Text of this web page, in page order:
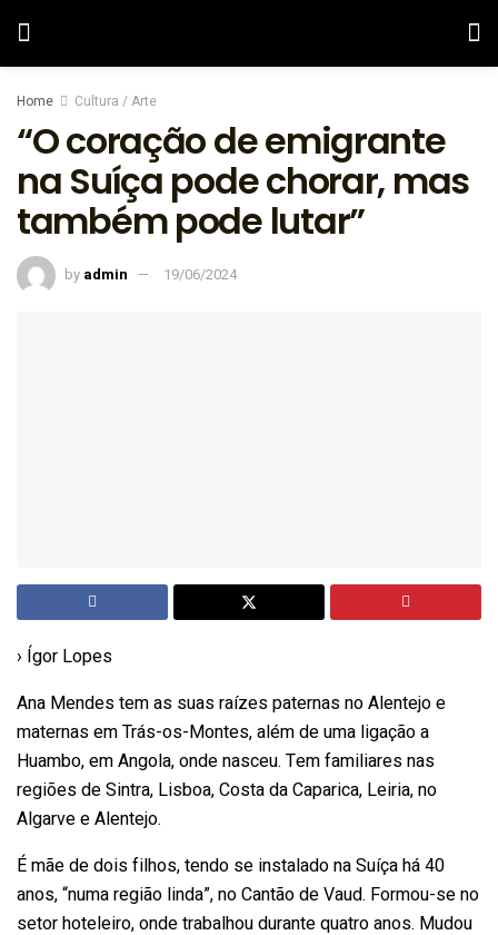
Home Cultura / Arte
“O coração de emigrante
na Suíça pode chorar, mas
também pode lutar”
by admin 19/06/2024
› Ígor Lopes
Ana Mendes tem as suas raízes paternas no Alentejo e
maternas em Trás-os-Montes, além de uma ligação a
Huambo, em Angola, onde nasceu. Tem familiares nas
regiões de Sintra, Lisboa, Costa da Caparica, Leiria, no
Algarve e Alentejo.
É mãe de dois filhos, tendo se instalado na Suíça há 40
anos, “numa região linda”, no Cantão deVaud. Formou-se no
setor hoteleiro, onde trabalhou durante quatro anos. Mudou